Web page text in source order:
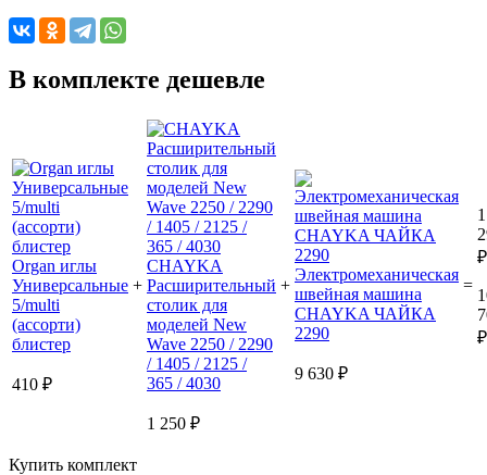
В комплекте дешевле
Organ иглы
Универсальные
5/multi
(ассорти)
блистер
410 ₽
+
CHAYKA
Расширительный
столик для
моделей New
Wave 2250 / 2290
/ 1405 / 2125 /
365 / 4030
1 250 ₽
+
Электромеханическая
швейная машина
CHAYKA ЧАЙКА
2290
9 630 ₽
=
₽
₽
Купить комплект